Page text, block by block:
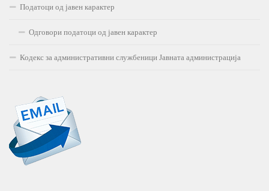
Податоци од јавен карактер
Одговори податоци од јавен карактер
Кодекс за административни службеници Јавната администрација